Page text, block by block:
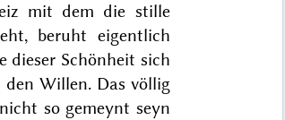
mit dem die stille
beruht eigentlich
dieser Schönheit sich
den Willen. Das völlig
so gemeynt seyn